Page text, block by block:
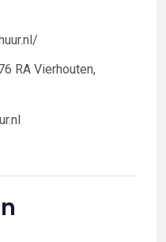
RA Vierhouten,